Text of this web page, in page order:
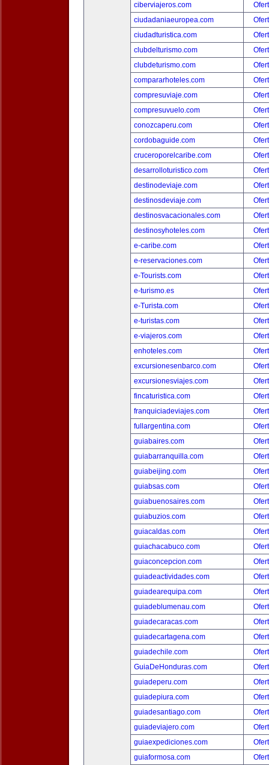
ciberviajeros.com
ciudadaniaeuropea.com
ciudadturistica.com
clubdelturismo.com
clubdeturismo.com
compararhoteles.com
compresuviaje.com
compresuvuelo.com
conozcaperu.com
cordobaguide.com
cruceroporelcaribe.com
desarrolloturistico.com
destinodeviaje.com
destinosdeviaje.com
destinosvacacionales.com
destinosyhoteles.com
e-caribe.com
e-reservaciones.com
e-Tourists.com
e-turismo.es
e-Turista.com
e-turistas.com
e-viajeros.com
enhoteles.com
excursionesenbarco.com
excursionesviajes.com
fincaturistica.com
franquiciadeviajes.com
fullargentina.com
guiabaires.com
guiabarranquilla.com
guiabeijing.com
guiabsas.com
guiabuenosaires.com
guiabuzios.com
guiacaldas.com
guiachacabuco.com
guiaconcepcion.com
guiadeactividades.com
guiadearequipa.com
guiadeblumenau.com
guiadecaracas.com
guiadecartagena.com
guiadechile.com
GuiaDeHonduras.com
guiadeperu.com
guiadepiura.com
guiadesantiago.com
guiadeviajero.com
guiaexpediciones.com
guiaformosa.com